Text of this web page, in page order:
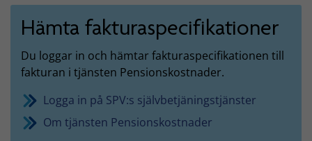
Hämta fakturaspecifikationer
Du loggar in och hämtar fakturaspecifikationen till
fakturan i tjänsten Pensionskostnader.
Logga in på SPV:s självbetjäningstjänster
Om tjänsten Pensionskostnader